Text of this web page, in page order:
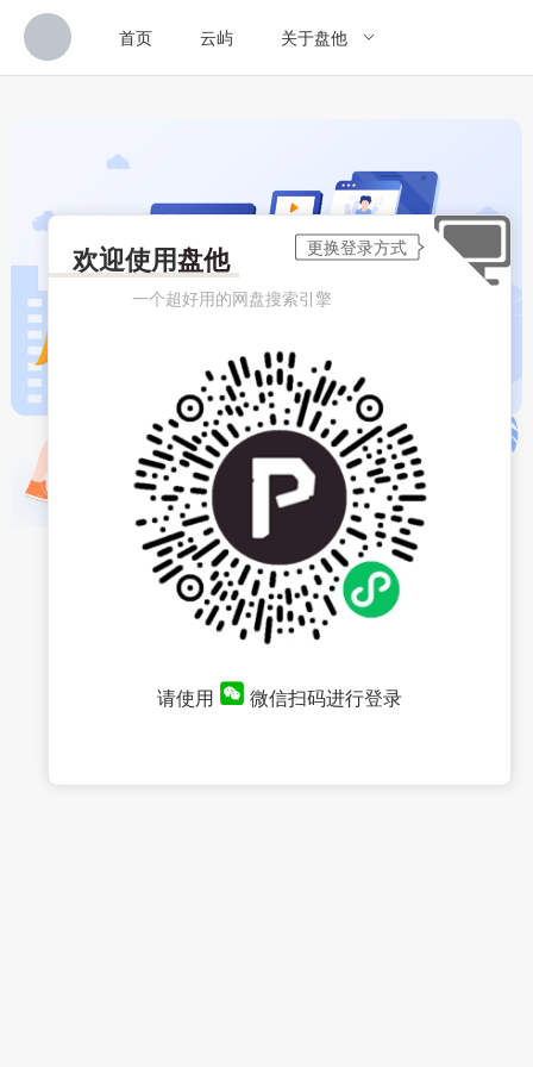
首页 云屿 关于盘他
欢迎使用盘他
一个超好用的网盘搜索引擎
请使用 微信扫码进行登录